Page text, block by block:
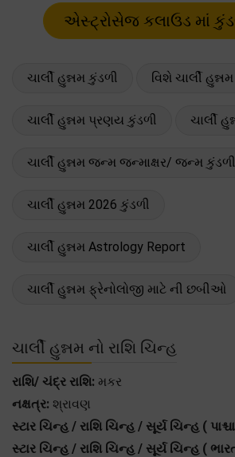
ચાર્લી હુન્નમ કુંડળી વિશે ચાર્લી હુન્નમ
ચાર્લી હુન્નમ પ્રણય કુંડળી ચાર્લી
ચાર્લી હુન્નમ જન્મ જન્માક્ષર/ જન્મ
ચાર્લી હુન્નમ 2026 કુંડળી
ચાર્લી હુન્નમ Astrology Report
ચાર્લી હુન્નમ ફ્રેનોલોજી માટે ની છબીઓ
ચાર્લી હુન્નમ નો રાશિ ચિન્હ
રાશિ/ ચંદ્ર રાશિ: મકર
નક્ષત્ર: શ્રાવણ
સ્ટાર ચિન્હ / રાશિ ચિન્હ / સૂર્ય ચિન્હ (
સ્ટાર ચિન્હ / રાશિ ચિન્હ / સૂર્ય ચિન્હ (